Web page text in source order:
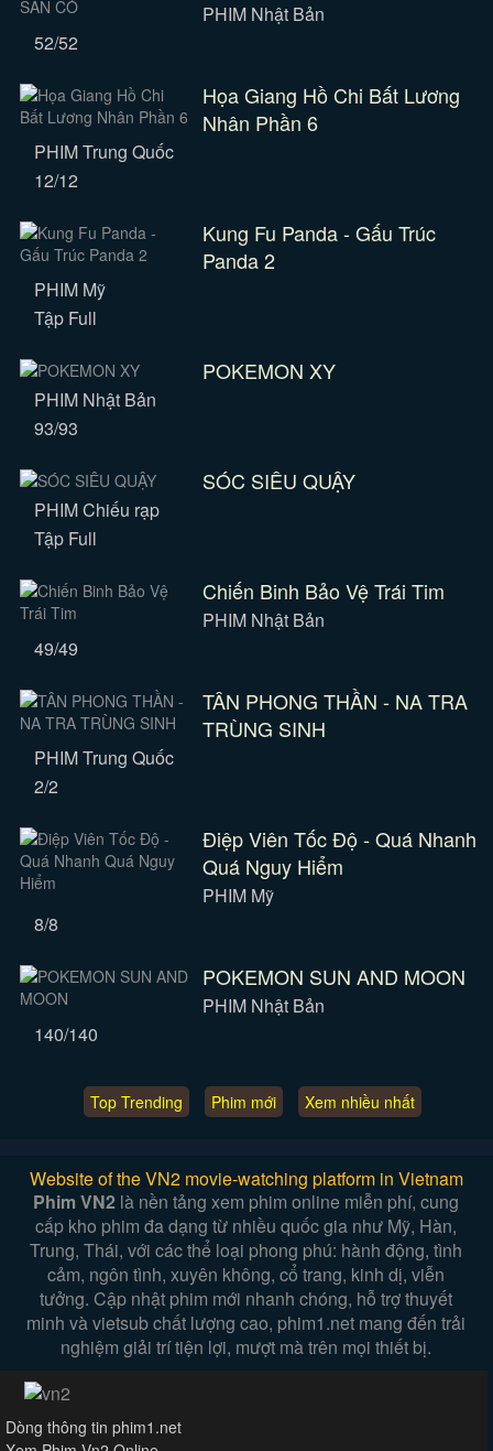
PHIM Nhật Bản
52/52
Họa Giang Hồ Chi Bất Lương
Nhân Phần 6
PHIM Trung Quốc
12/12
Kung Fu Panda - Gấu Trúc
Panda 2
PHIM Mỹ
Tập Full
POKEMON XY
PHIM Nhật Bản
93/93
SÓC SIÊU QUẬY
PHIM Chiếu rạp
Tập Full
Chiến Binh Bảo Vệ Trái Tim
PHIM Nhật Bản
49/49
TÂN PHONG THẦN - NA TRA
TRÙNG SINH
PHIM Trung Quốc
2/2
Điệp Viên Tốc Độ - Quá Nhanh
Quá Nguy Hiểm
PHIM Mỹ
8/8
POKEMON SUN AND MOON
PHIM Nhật Bản
140/140
Top Trending Phim mới Xem nhiều nhất
Website of the VN2 movie-watching platform in Vietnam
Phim VN2 là nền tảng xem phim online miễn phí, cung
cấp kho phim đa dạng từ nhiều quốc gia như Mỹ, Hàn,
Trung, Thái, với các thể loại phong phú: hành động, tình
cảm, ngôn tình, xuyên không, cổ trang, kinh dị, viễn
tưởng. Cập nhật phim mới nhanh chóng, hỗ trợ thuyết
minh và vietsub chất lượng cao, phim1.net mang đến trải
nghiệm giải trí tiện lợi, mượt mà trên mọi thiết bị.
Dòng thông tin phim1.net